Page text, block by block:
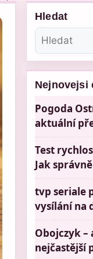
Hledat
Nejnovejsi
Pogoda
aktuální
Test
Jak
tvp seriale
vysílání na
Obojczyk –
nejčastější